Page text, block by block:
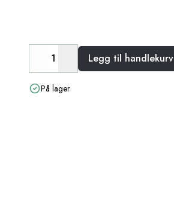
DecreaseIncreaseLegg til handlekurv
På lager